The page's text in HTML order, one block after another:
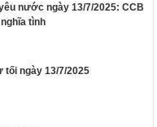
nước ngày 13/7/2025: CCB
tình
ngày 13/7/2025